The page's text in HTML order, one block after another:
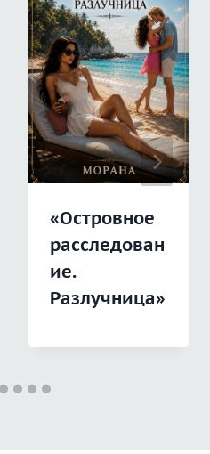
«Островное
расследован
ие.
Разлучница»